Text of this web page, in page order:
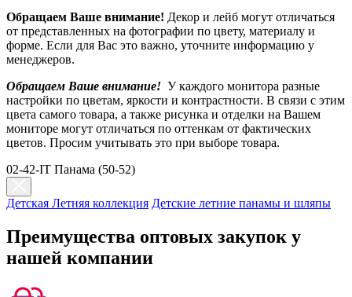
Обращаем Ваше внимание! Декор и лейб могут отличаться
от представленных на фотографии по цвету, материалу и
форме. Если для Вас это важно, уточните информацию у
менеджеров.
Обращаем Ваше внимание! У каждого монитора разные
настройки по цветам, яркости и контрастности. В связи с этим
цвета самого товара, а также рисунка и отделки на Вашем
мониторе могут отличаться по оттенкам от фактических
цветов. Просим учитывать это при выборе товара.
02-42-IT Панама (50-52)
Детская Летняя коллекция Детские летние панамы и шляпы
Преимущества оптовых закупок у
нашей компании